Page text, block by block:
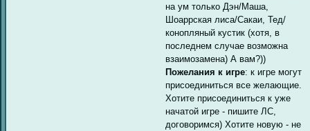
на ум только Дэн/Маша,
Шоаррская лиса/Сакаи, Тед/
конопляный кустик (хотя, в
последнем случае возможна
взаимозамена) А вам?))
Пожелания к игре: к игре могут
присоединиться все желающие.
Хотите присоединиться к уже
начатой игре - пишите ЛС,
договоримся) Хотите новую - не